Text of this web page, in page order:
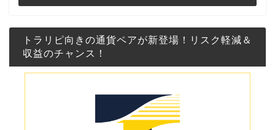
トラリピ向きの通貨ペアが新登場！リスク軽減＆
収益のチャンス！